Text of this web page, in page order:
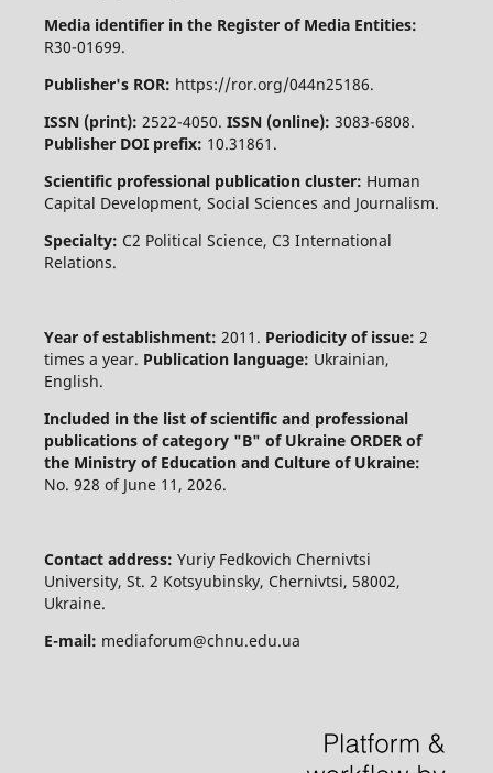
Media identifier in the Register of Media Entities:
R30-01699.
Publisher's ROR: https://ror.org/044n25186.
ISSN (print): 2522-4050. ISSN (online): 3083-6808.
Publisher DOI prefix: 10.31861.
Scientific professional publication cluster: Human
Capital Development, Social Sciences and Journalism.
Specialty: C2 Political Science, C3 International
Relations.
Year of establishment: 2011. Periodicity of issue: 2
times a year. Publication language: Ukrainian,
English.
Included in the list of scientific and professional
publications of category "B" of Ukraine ORDER of
the Ministry of Education and Culture of Ukraine:
No. 928 of June 11, 2026.
Contact address: Yuriy Fedkovich Chernivtsi
University, St. 2 Kotsyubinsky, Chernivtsi, 58002,
Ukraine.
E-mail: mediaforum@chnu.edu.ua